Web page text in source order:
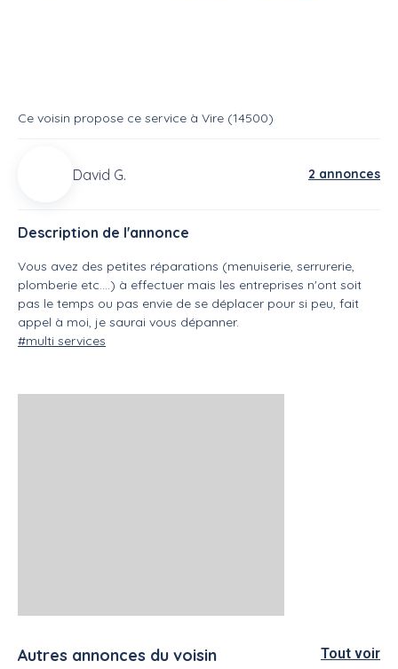
Ce voisin propose ce service à Vire (14500)
David G. 2 annonces
Description de l'annonce
Vous avez des petites réparations (menuiserie, serrurerie,
plomberie etc....) à effectuer mais les entreprises n'ont soit
pas le temps ou pas envie de se déplacer pour si peu, fait
appel à moi, je saurai vous dépanner.
#multi services
Autres annonces du voisin Tout voir